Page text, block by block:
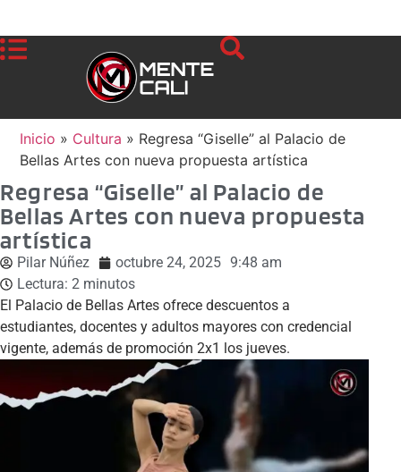
Inicio » Cultura » Regresa “Giselle” al Palacio de
Bellas Artes con nueva propuesta artística
Regresa “Giselle” al Palacio de
Bellas Artes con nueva propuesta
artística
Pilar Núñez octubre 24, 2025 9:48 am
Lectura: 2 minutos
El Palacio de Bellas Artes ofrece descuentos a
estudiantes, docentes y adultos mayores con credencial
vigente, además de promoción 2x1 los jueves.